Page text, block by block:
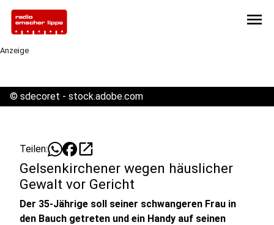
menu
Anzeige
© sdecoret - stock.adobe.com
Teilen: open_in_new
Gelsenkirchener wegen häuslicher
Gewalt vor Gericht
Der 35-Jährige soll seiner schwangeren Frau in
den Bauch getreten und ein Handy auf seinen